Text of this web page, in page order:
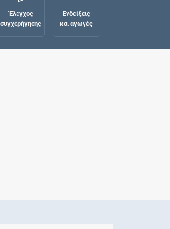
Έλεγχος
συγχορήγησης
Ενδείξεις
και αγωγές